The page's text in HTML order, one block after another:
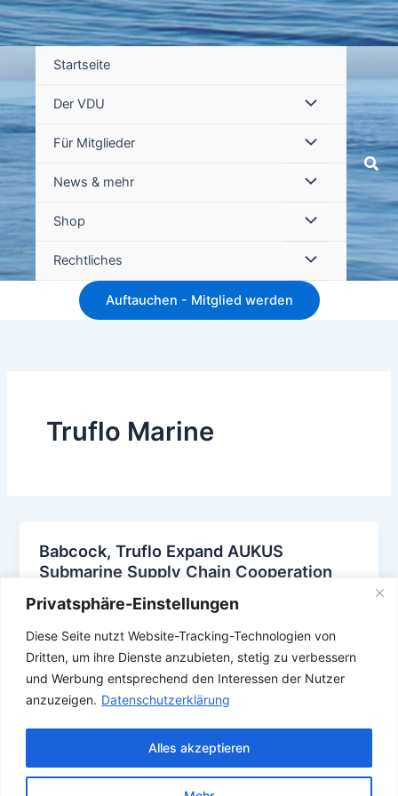
Privatsphäre-Einstellungen
Diese Seite nutzt Website-Tracking-Technologien von
Dritten, um ihre Dienste anzubieten, stetig zu verbessern
und Werbung entsprechend den Interessen der Nutzer
anzuzeigen. Datenschutzerklärung
Alles akzeptieren
Startseite
Der VDU
Für Mitglieder
News & mehr
Shop
Rechtliches
Auftauchen - Mitglied werden
Truflo Marine
Babcock, Truflo Expand AUKUS
Submarine Supply Chain Cooperation
22. Mai 2026
AUKUS, Babcock ,England, Großbritannien , Royal Navy
Submarine, Truflo Marine U Boot U-Boot ,
Kingdom